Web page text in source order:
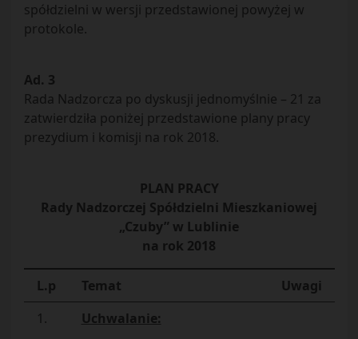
spółdzielni w wersji przedstawionej powyżej w
protokole.
Ad. 3
Rada Nadzorcza po dyskusji jednomyślnie – 21 za
zatwierdziła poniżej przedstawione plany pracy
prezydium i komisji na rok 2018.
PLAN PRACY
Rady Nadzorczej Spółdzielni Mieszkaniowej
„Czuby” w Lublinie
na rok 2018
L.p Temat
Uwagi
1.
Uchwalanie: